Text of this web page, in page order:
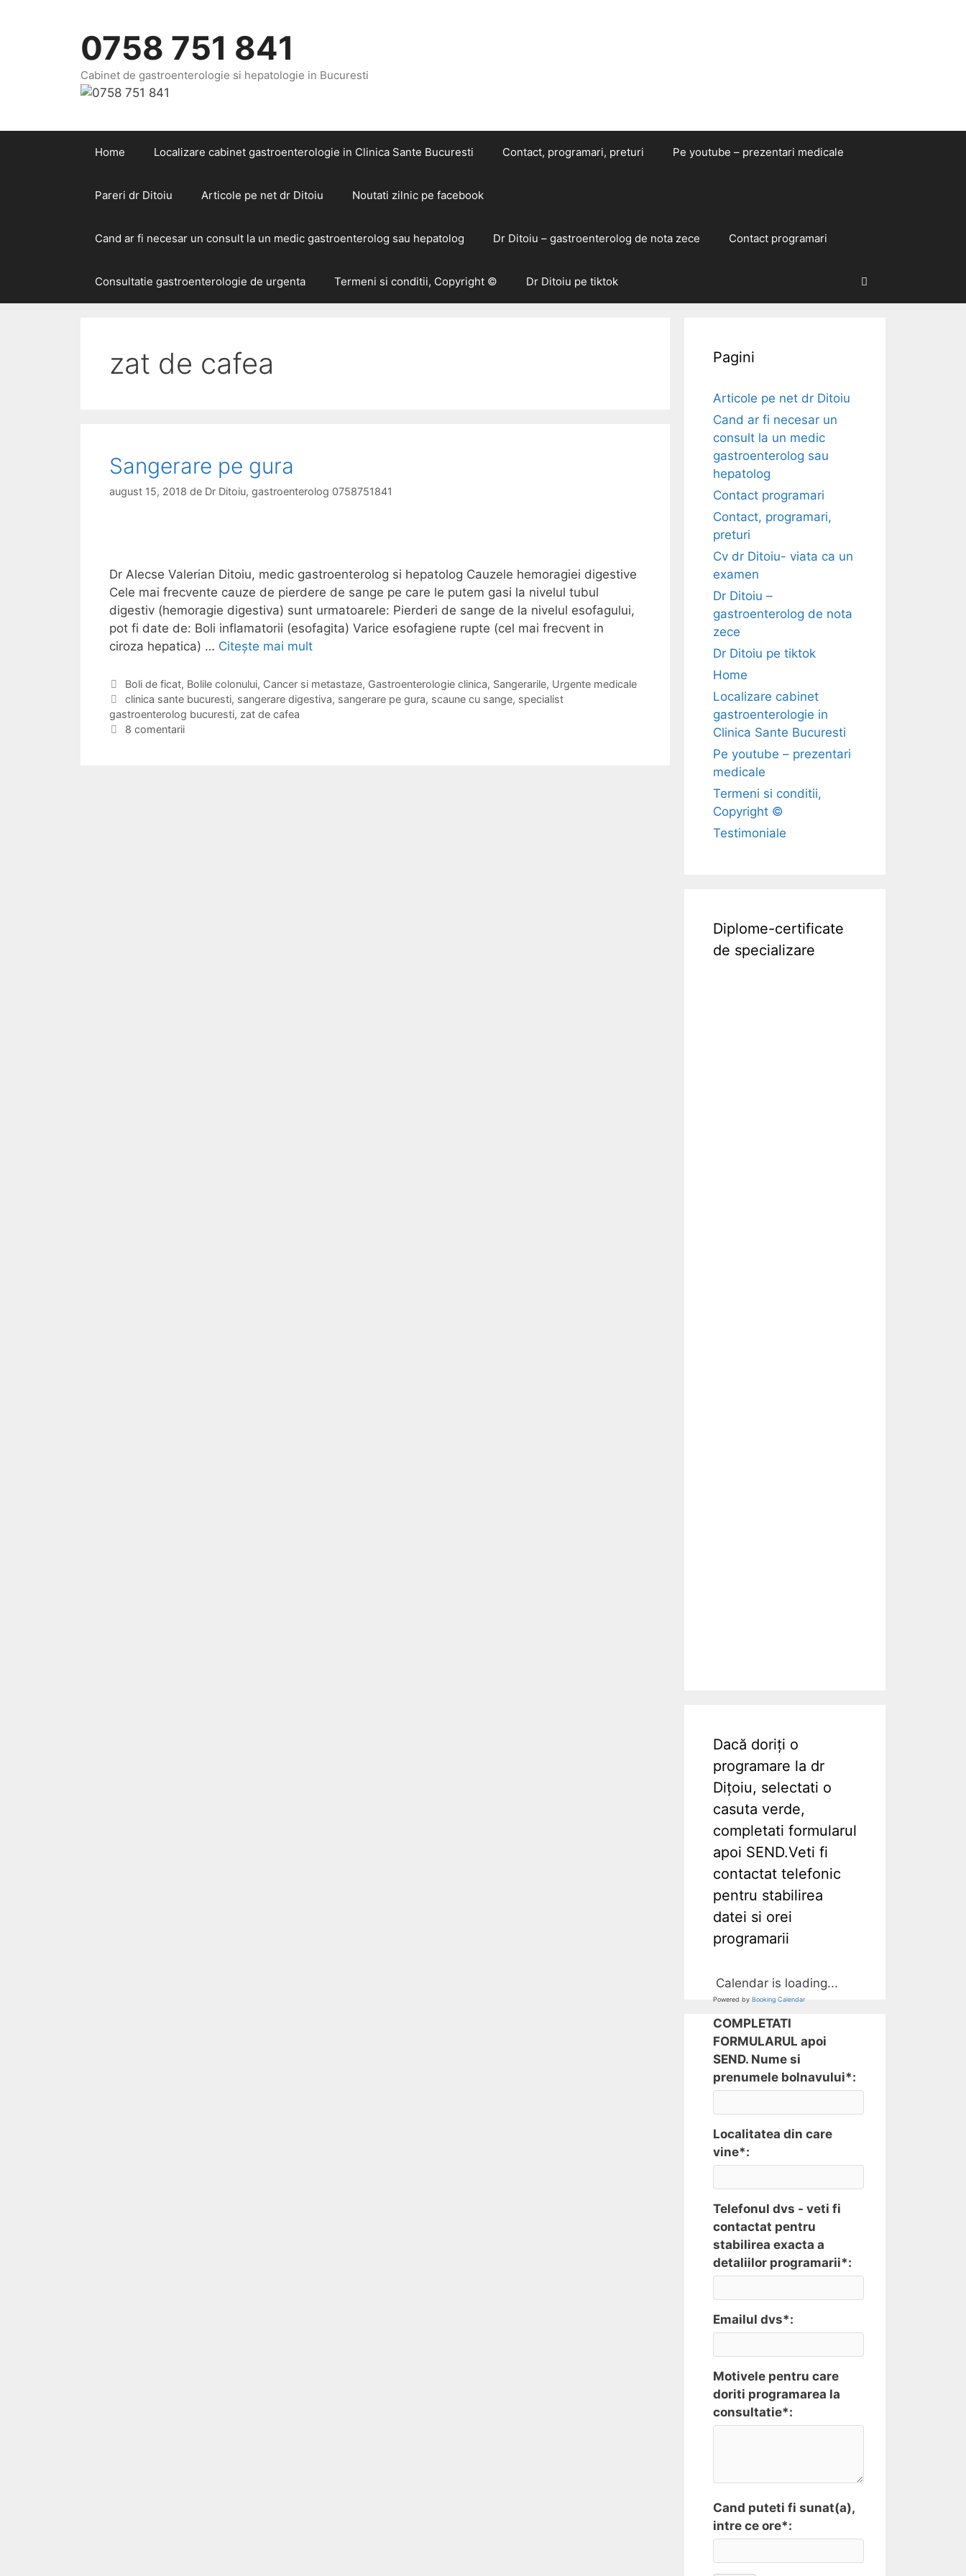
0758 751 841
Cabinet de gastroenterologie si hepatologie in Bucuresti
Home Localizare cabinet gastroenterologie in Clinica Sante Bucuresti Contact, programari, preturi Pe youtube – prezentari medicale
Pareri dr Ditoiu Articole pe net dr Ditoiu Noutati zilnic pe facebook
Cand ar fi necesar un consult la un medic gastroenterolog sau hepatolog Dr Ditoiu – gastroenterolog de nota zece Contact programari
Consultatie gastroenterologie de urgenta Termeni si conditii, Copyright © Dr Ditoiu pe tiktok
zat de cafea
Sangerare pe gura
august 15, 2018 de Dr Ditoiu, gastroenterolog 0758751841
Dr Alecse Valerian Ditoiu, medic gastroenterolog si hepatolog Cauzele hemoragiei digestive
Cele mai frecvente cauze de pierdere de sange pe care le putem gasi la nivelul tubul
digestiv (hemoragie digestiva) sunt urmatoarele: Pierderi de sange de la nivelul esofagului,
pot fi date de: Boli inflamatorii (esofagita) Varice esofagiene rupte (cel mai frecvent in
ciroza hepatica) … Citește mai mult
n
g
C
a
t
e
Boli de ficat, Bolile colonului, Cancer si metastaze, Gastroenterologie clinica, Sangerarile, Urgente medicale
E
t
i
clinica sante bucuresti, sangerare digestiva, sangerare pe gura, scaune cu sange, specialist
gastroenterolog bucuresti, zat de cafea
8 comentarii
Pagini
Articole pe net dr Ditoiu
Cand ar fi necesar un
consult la un medic
gastroenterolog sau
hepatolog
Contact programari
Contact, programari,
preturi
Cv dr Ditoiu- viata ca un
examen
Dr Ditoiu –
gastroenterolog de nota
zece
Dr Ditoiu pe tiktok
Home
Localizare cabinet
gastroenterologie in
Clinica Sante Bucuresti
Pe youtube – prezentari
medicale
Termeni si conditii,
Copyright ©
Testimoniale
Diplome-certificate
de specializare
Dacă doriți o
programare la dr
Dițoiu, selectati o
casuta verde,
completati formularul
apoi SEND.Veti fi
contactat telefonic
pentru stabilirea
datei si orei
programarii
Calendar is loading...
Powered by Booking Calendar
COMPLETATI
FORMULARUL apoi
SEND. Nume si
prenumele bolnavului*:
Localitatea din care
vine*:
Telefonul dvs - veti fi
contactat pentru
stabilirea exacta a
detaliilor programarii*:
Emailul dvs*:
Motivele pentru care
doriti programarea la
consultatie*:
Cand puteti fi sunat(a),
intre ce ore*: